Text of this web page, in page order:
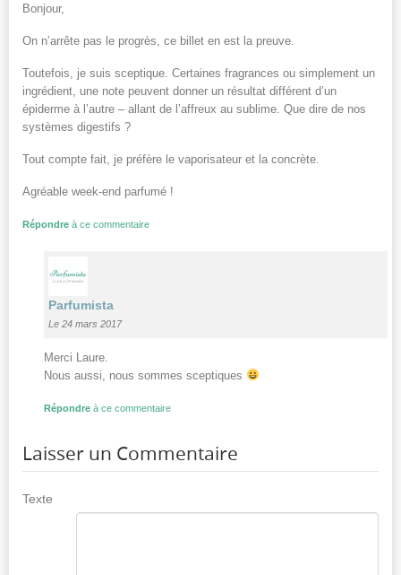
Bonjour,
On n’arrête pas le progrès, ce billet en est la preuve.
Toutefois, je suis sceptique. Certaines fragrances ou simplement un
ingrédient, une note peuvent donner un résultat différent d’un
épiderme à l’autre – allant de l’affreux au sublime. Que dire de nos
systèmes digestifs ?
Tout compte fait, je préfère le vaporisateur et la concrète.
Agréable week-end parfumé !
Répondre à ce commentaire
Parfumista
Le 24 mars 2017
Merci Laure.
Nous aussi, nous sommes sceptiques
Répondre à ce commentaire
Laisser un Commentaire
Texte